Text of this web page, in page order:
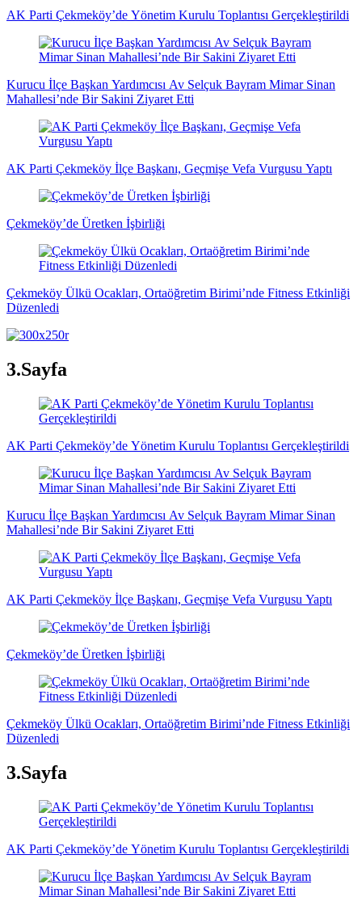
AK Parti Çekmeköy’de Yönetim Kurulu Toplantısı Gerçekleştirildi
Kurucu İlçe Başkan Yardımcısı Av Selçuk Bayram Mimar Sinan
Mahallesi’nde Bir Sakini Ziyaret Etti
AK Parti Çekmeköy İlçe Başkanı, Geçmişe Vefa Vurgusu Yaptı
Çekmeköy’de Üretken İşbirliği
Çekmeköy Ülkü Ocakları, Ortaöğretim Birimi’nde Fitness Etkinliği
Düzenledi
3.Sayfa
AK Parti Çekmeköy’de Yönetim Kurulu Toplantısı Gerçekleştirildi
Kurucu İlçe Başkan Yardımcısı Av Selçuk Bayram Mimar Sinan
Mahallesi’nde Bir Sakini Ziyaret Etti
AK Parti Çekmeköy İlçe Başkanı, Geçmişe Vefa Vurgusu Yaptı
Çekmeköy’de Üretken İşbirliği
Çekmeköy Ülkü Ocakları, Ortaöğretim Birimi’nde Fitness Etkinliği
Düzenledi
3.Sayfa
AK Parti Çekmeköy’de Yönetim Kurulu Toplantısı Gerçekleştirildi